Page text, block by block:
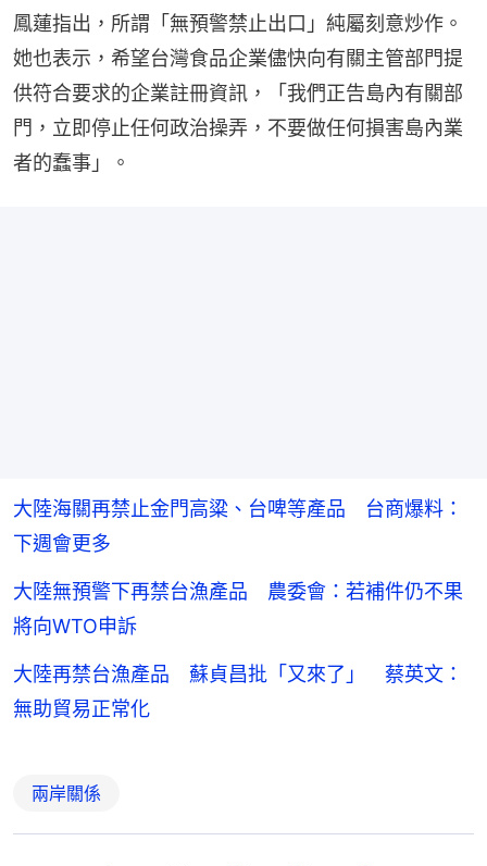
鳳蓮指出，所謂「無預警禁止出口」純屬刻意炒作。
她也表示，希望台灣食品企業儘快向有關主管部門提
供符合要求的企業註冊資訊，「我們正告島內有關部
門，立即停止任何政治操弄，不要做任何損害島內業
者的蠢事」。
大陸海關再禁止金門高粱、台啤等產品 台商爆料：
下週會更多
大陸無預警下再禁台漁產品 農委會：若補件仍不果
將向WTO申訴
大陸再禁台漁產品 蘇貞昌批「又來了」 蔡英文：
無助貿易正常化
兩岸關係